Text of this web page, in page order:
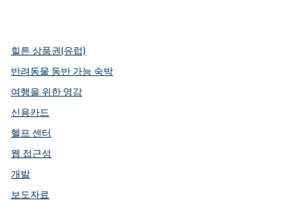
힐튼 상품권(유럽)
반려동물 동반 가능 숙박
여행을 위한 영감
신용카드
헬프 센터
웹 접근성
개발
보도자료